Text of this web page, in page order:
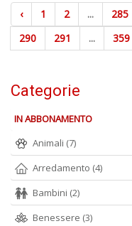
‹ 1 2 ... 285
290
291 ... 359
Categorie
IN ABBONAMENTO
Animali (7)
Arredamento (4)
Bambini (2)
Benessere (3)